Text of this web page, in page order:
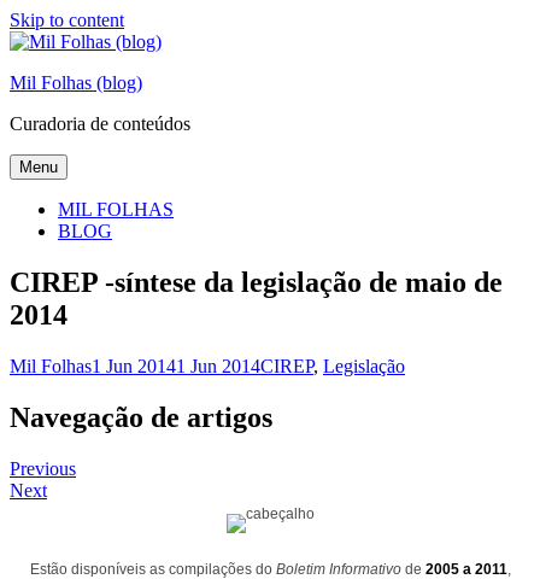
Skip to content
Mil Folhas (blog)
Curadoria de conteúdos
Menu
MIL FOLHAS
BLOG
CIREP -síntese da legislação de maio de
2014
Mil Folhas1 Jun 20141 Jun 2014CIREP, Legislação
Navegação de artigos
Previous
Next
Estão disponíveis as compilações do Boletim Informativode 2005 a 2011